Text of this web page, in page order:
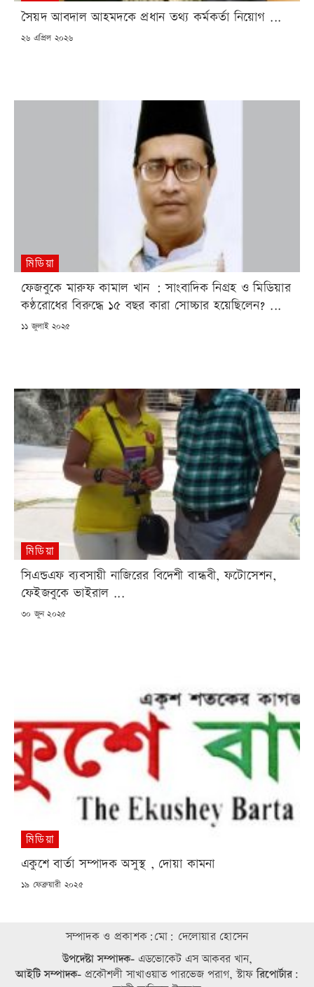
সৈয়দ আবদাল আহমদকে প্রধান তথ্য কর্মকর্তা নিয়োগ ...
POSTED
২৬ এপ্রিল ২০২৬
মিডিয়া
ফেজবুকে মারুফ কামাল খান : সাংবাদিক নিগ্রহ ও মিডিয়ার
কণ্ঠরোধের বিরুদ্ধে ১৫ বছর কারা সোচ্চার হয়েছিলেন? ...
POSTED
১১ জুলাই ২০২৫
মিডিয়া
সিএন্ডএফ ব্যবসায়ী নাজিরের বিদেশী বান্ধবী, ফটোসেশন,
ফেইজবুকে ভাইরাল ...
POSTED
৩০ জুন ২০২৫
মিডিয়া
একুশে বার্তা সম্পাদক অসুস্থ , দোয়া কামনা
POSTED
১৯ ফেব্রুয়ারী ২০২৫
সম্পাদক ও প্রকাশক:মো: দেলোয়ার হোসেন
উপদেষ্টা সম্পাদক-এডভোকেট এস আকবর খান,
আইটি সম্পাদক- প্রকৌশলী সাখাওয়াত পারভেজ পরাগ, স্টাফরিপোর্টার: